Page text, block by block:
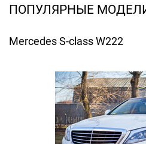
ПОПУЛЯРНЫЕ
Mercedes S-class W222